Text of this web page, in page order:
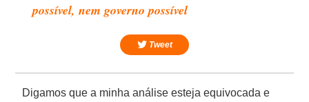
possível, nem governo possível
Tweet
Digamos que a minha análise esteja equivocada e